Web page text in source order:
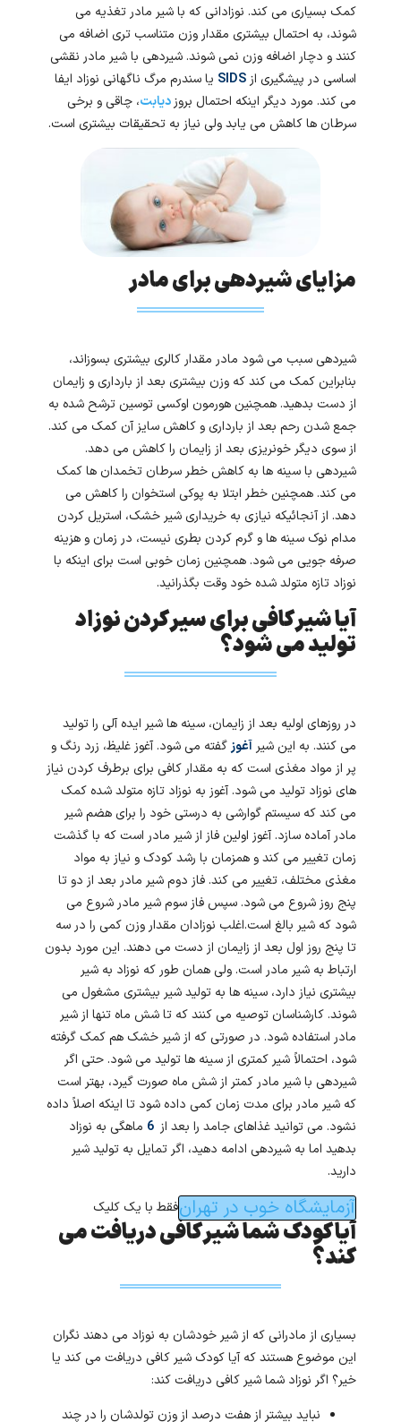
کمک بسیاری می کند. نوزادانی که با شیر مادر تغذیه می
شوند، به احتمال بیشتری مقدار وزن متناسب تری اضافه می
کنند و دچار اضافه وزن نمی شوند. شیردهی با شیر مادر نقشی
اساسی در پیشگیری از SIDS یا سندرم مرگ ناگهانی نوزاد ایفا
می کند. مورد دیگر اینکه احتمال بروزدیابت، چاقی و برخی
سرطان ها کاهش می یابد ولی نیاز به تحقیقات بیشتری است.
مزایای شیردهی برای مادر
شیردهی سبب می شود مادر مقدار کالری بیشتری بسوزاند،
بنابراین کمک می کند که وزن بیشتری بعد از بارداری و زایمان
از دست بدهید. همچنین هورمون اوکسی توسین ترشح شده به
جمع شدن رحم بعد از بارداری و کاهش سایز آن کمک می کند.
از سوی دیگر خونریزی بعد از زایمان را کاهش می دهد.
شیردهی با سینه ها به کاهش خطر سرطان تخمدان ها کمک
می کند. همچنین خطر ابتلا به پوکی استخوان را کاهش می
دهد. از آنجائیکه نیازی به خریداری شیر خشک، استریل کردن
مدام نوک سینه ها و گرم کردن بطری نیست، در زمان و هزینه
صرفه جویی می شود. همچنین زمان خوبی است برای اینکه با
نوزاد تازه متولد شده خود وقت بگذرانید.
آیا شیر کافی برای سیر کردن نوزاد
تولید می شود؟
در روزهای اولیه بعد از زایمان، سینه ها شیر ایده آلی را تولید
می کنند. به این شیر آغوزگفته می شود. آغوز غلیظ، زرد رنگ و
پر از مواد مغذی است که به مقدار کافی برای برطرف کردن نیاز
های نوزاد تولید می شود. آغوز به نوزاد تازه متولد شده کمک
می کند که سیستم گوارشی به درستی خود را برای هضم شیر
مادر آماده سازد. آغوز اولین فاز از شیر مادر است که با گذشت
زمان تغییر می کند و همزمان با رشد کودک و نیاز به مواد
مغذی مختلف، تغییر می کند. فاز دوم شیر مادر بعد از دو تا
پنج روز شروع می شود. سپس فاز سوم شیر مادر شروع می
شود که شیر بالغ است.اغلب نوزادان مقدار وزن کمی را در سه
تا پنج روز اول بعد از زایمان از دست می دهند. این مورد بدون
ارتباط به شیر مادر است. ولی همان طور که نوزاد به شیر
بیشتری نیاز دارد، سینه ها به تولید شیر بیشتری مشغول می
شوند. کارشناسان توصیه می کنند که تا شش ماه تنها از شیر
مادر استفاده شود. در صورتی که از شیر خشک هم کمک گرفته
شود، احتمالاً شیر کمتری از سینه ها تولید می شود. حتی اگر
شیردهی با شیر مادر کمتر از شش ماه صورت گیرد، بهتر است
که شیر مادر برای مدت زمان کمی داده شود تا اینکه اصلاً داده
نشود. می توانید غذاهای جامد را بعد از
ماهگی به نوزاد
بدهید اما به شیردهی ادامه دهید، اگر تمایل به تولید شیر
دارید.
آزمایشگاه خوب در تهرانفقط با یک کلیک
آیا کودک شما شیر کافی دریافت می
کند؟
بسیاری از مادرانی که از شیر خودشان به نوزاد می دهند نگران
این موضوع هستند که آیا کودک شیر کافی دریافت می کند یا
خیر؟ اگر نوزاد شما شیر کافی دریافت کند:
نباید بیشتر از هفت درصد از وزن تولدشان را در چند